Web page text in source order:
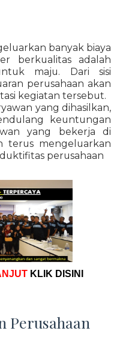
banyak biaya
berkualitas adalah
maju. Dari sisi
perusahaan akan
kegiatan tersebut.
yang dihasilkan,
keuntungan
yang bekerja di
terus mengeluarkan
perusahaan
KLIK DISINI
Perusahaan